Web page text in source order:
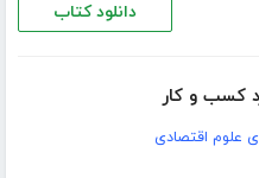
دانلود کتاب
کسب و کار
علوم اقتصادی